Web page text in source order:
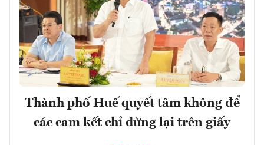
Thành phố Huế quyết tâm không để
các cam kết chỉ dừng lại trên giấy